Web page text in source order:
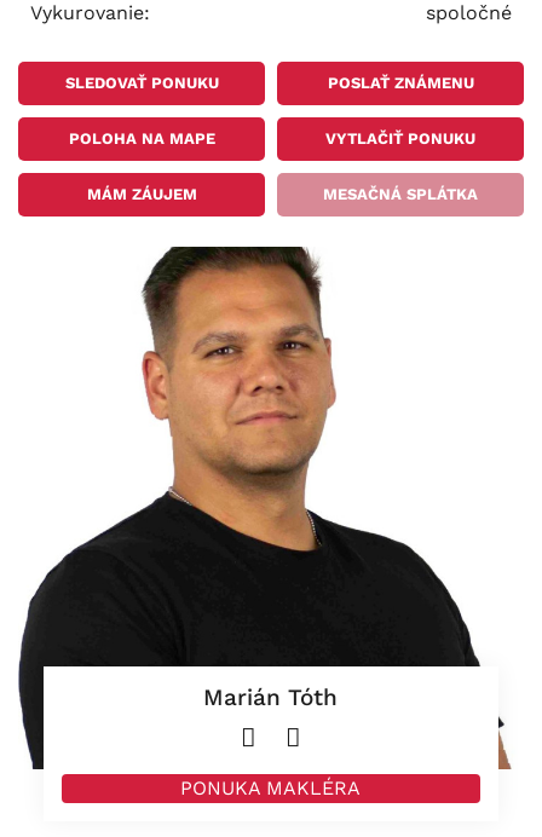
Vykurovanie:
spoločné
SLEDOVAŤ PONUKU POSLAŤ ZNÁMENU
POLOHA NA MAPE VYTLAČIŤ PONUKU
MÁM ZÁUJEM MESAČNÁ SPLÁTKA
Marián Tóth
PONUKA MAKLÉRA